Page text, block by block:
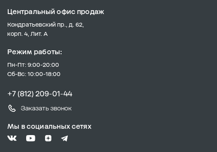
Центральный офис продаж
Кондратьевский пр., д. 62,
корп. 4, Лит. А
Режим работы:
Пн-Пт: 9:00-20:00
Сб-Вс: 10:00-18:00
+7 (812) 209-01-44
Заказать звонок
Мы в социальных сетях